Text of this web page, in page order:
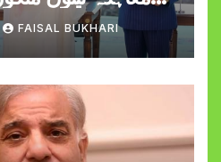
FAISAL BUKHARI